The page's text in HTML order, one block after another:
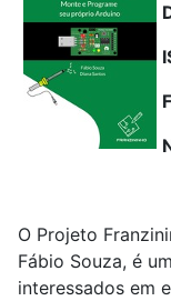
O Projeto
Fábio Souza, é
interessados em